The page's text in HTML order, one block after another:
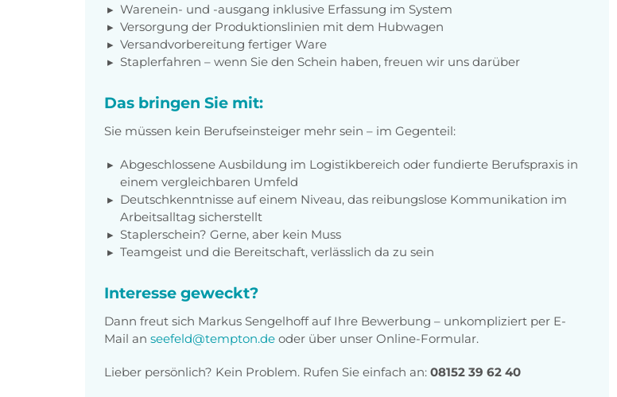
Warenein- und -ausgang inklusive Erfassung im System
Versorgung der Produktionslinien mit dem Hubwagen
Versandvorbereitung fertiger Ware
Staplerfahren – wenn Sie den Schein haben, freuen wir uns darüber
Das bringen Sie mit:
Sie müssen kein Berufseinsteiger mehr sein – im Gegenteil:
Abgeschlossene Ausbildung im Logistikbereich oder fundierte Berufspraxis in
einem vergleichbaren Umfeld
Deutschkenntnisse auf einem Niveau, das reibungslose Kommunikation im
Arbeitsalltag sicherstellt
Staplerschein? Gerne, aber kein Muss
Teamgeist und die Bereitschaft, verlässlich da zu sein
Interesse geweckt?
Dann freut sich Markus Sengelhoff auf Ihre Bewerbung – unkompliziert per E-
Mail an seefeld@tempton.de oder über unser Online-Formular.
Lieber persönlich? Kein Problem. Rufen Sie einfach an: 08152 39 62 40